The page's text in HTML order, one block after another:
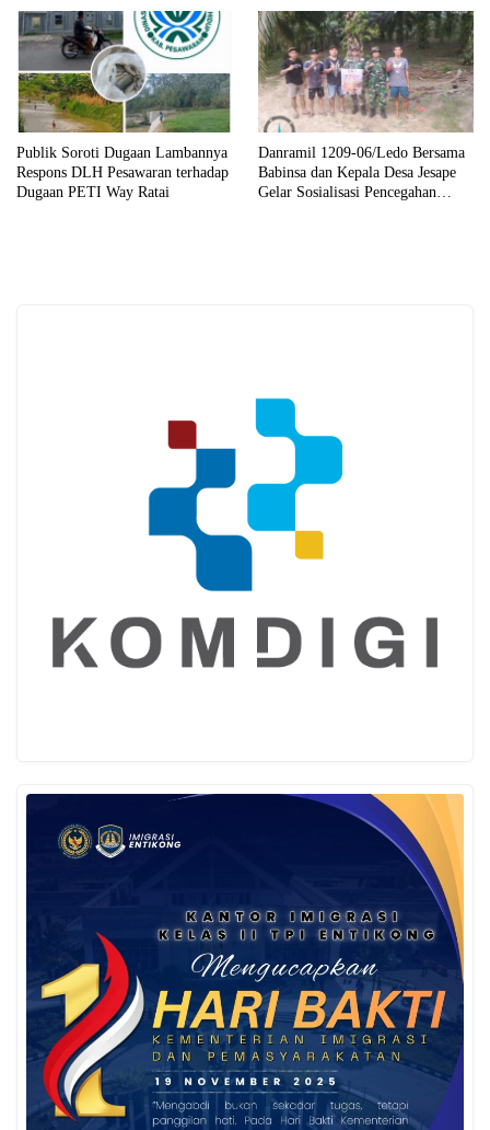
Publik Soroti Dugaan Lambannya
Respons DLH Pesawaran terhadap
Dugaan PETI Way Ratai
Danramil 1209-06/Ledo Bersama
Babinsa dan Kepala Desa Jesape
Gelar Sosialisasi Pencegahan